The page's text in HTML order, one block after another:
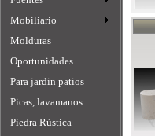
Mobiliario
Molduras
Oportunidades
Para jardin patios
Picas, lavamanos
Piedra Rústica